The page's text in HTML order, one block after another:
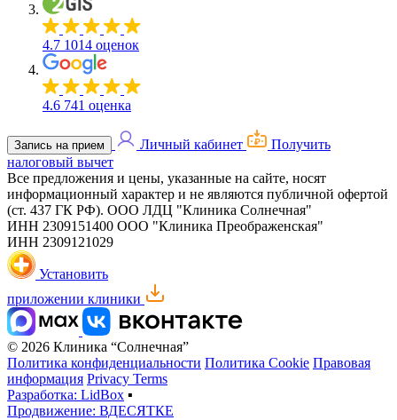
4.7 1014 оценок
4.6 741 оценка
Запись на прием Личный кабинет
Получить
налоговый вычет
Все предложения и цены, указанные на сайте, носят
информационный характер и не являются публичной офертой
(ст. 437 ГК РФ). ООО ЛДЦ "Клиника Солнечная"
ИНН 2309151400 ООО "Клиника Преображенская"
ИНН 2309121029
Установить
приложении клиники
© 2026 Клиника “Солнечная”
Политика конфиденциальности Политика Cookie Правовая
информация Privacy Terms
Разработка: LidBox ▪
Продвижение: ВДЕСЯТКЕ